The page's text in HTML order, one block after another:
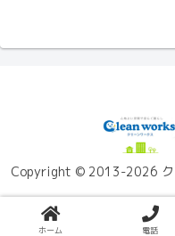
Copyright © 2013-2026 ク
ホーム 電話